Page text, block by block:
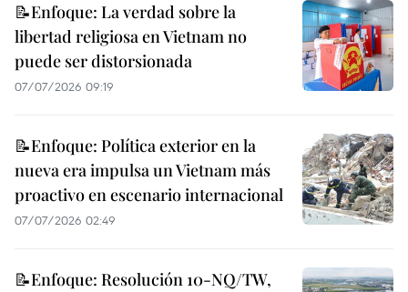
📝Enfoque: La verdad sobre la
libertad religiosa en Vietnam no
puede ser distorsionada
07/07/2026 09:19
📝Enfoque: Política exterior en la
nueva era impulsa un Vietnam más
proactivo en escenario internacional
07/07/2026 02:49
📝Enfoque: Resolución 10-NQ/TW,